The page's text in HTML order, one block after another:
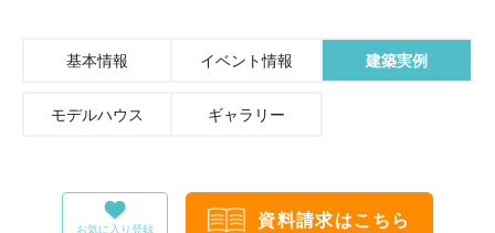
基本情報 イベント情報 建築実例
モデルハウス ギャラリー
お気に入り登録 資料請求はこちら